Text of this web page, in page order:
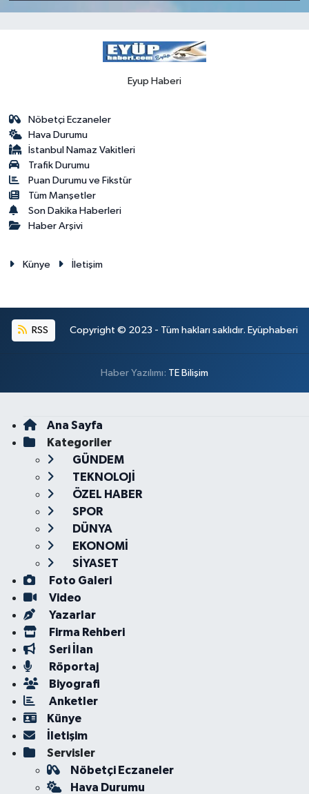
Eyup Haberi
Nöbetçi Eczaneler
Hava Durumu
İstanbul Namaz Vakitleri
Trafik Durumu
Puan Durumu ve Fikstür
Tüm Manşetler
Son Dakika Haberleri
Haber Arşivi
Künye İletişim
RSS Copyright © 2023 - Tüm hakları saklıdır. Eyüphaberi
Haber Yazılımı: TE Bilişim
Ana Sayfa
Kategoriler
GÜNDEM
TEKNOLOJİ
ÖZEL HABER
SPOR
DÜNYA
EKONOMİ
SİYASET
Foto Galeri
Video
Yazarlar
Firma Rehberi
Seri İlan
Röportaj
Biyografi
Anketler
Künye
İletişim
Servisler
Nöbetçi Eczaneler
Hava Durumu